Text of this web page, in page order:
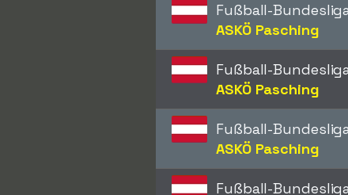
Fußball-
ASKÖ Pasching
Fußball-
ASKÖ Pasching
Fußball-
ASKÖ Pasching
Fußball-